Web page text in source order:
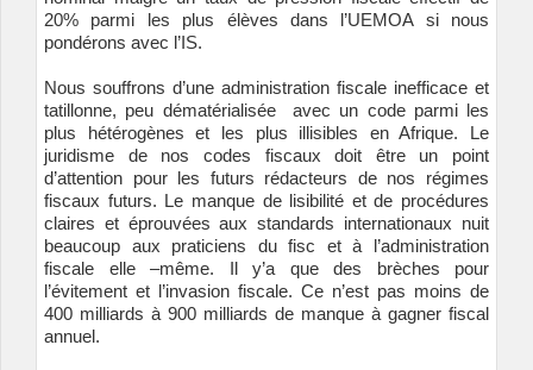
20% parmi les plus élèves dans l’UEMOA si nous
pondérons avec l’IS.
Nous souffrons d’une administration fiscale inefficace et
tatillonne, peu dématérialisée avec un code parmi les
plus hétérogènes et les plus illisibles en Afrique. Le
juridisme de nos codes fiscaux doit être un point
d’attention pour les futurs rédacteurs de nos régimes
fiscaux futurs. Le manque de lisibilité et de procédures
claires et éprouvées aux standards internationaux nuit
beaucoup aux praticiens du fisc et à l’administration
fiscale elle –même. Il y’a que des brèches pour
l’évitement et l’invasion fiscale. Ce n’est pas moins de
400 milliards à 900 milliards de manque à gagner fiscal
annuel.